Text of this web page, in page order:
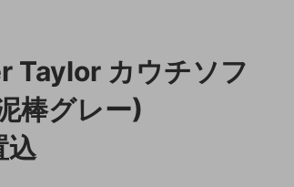
ペット用品
Taylor カウチソフ
棒グレー)
込